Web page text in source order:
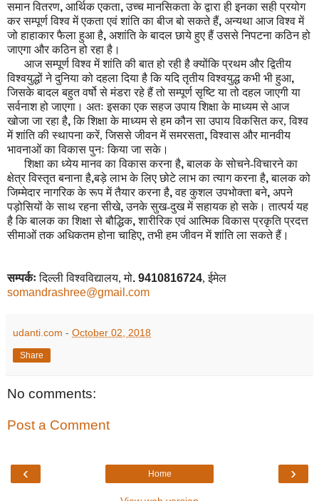
समान वितरण, आर्थिक एकता,उच्च मानसिकता के द्वारा ही इनका सही प्रयोग
कर सम्पूर्ण विश्व में एकता एवं शांति का बीज बो सकते हैं, अन्यथा आज विश्व में
जो हाहाकार फैला हुआ है, अशांति के बादल छाये हुए हैं उससे निपटना कठिन हो
जाएगा और कठिन हो रहा है।
आज सम्पूर्ण विश्व में शांति की बात हो रही है क्योंकि प्रथम और द्वितीय
विश्वयुद्धों ने दुनिया को दहला दिया है कि यदि तृतीय विश्वयुद्ध कभी भी हुआ,
जिसके बादल बहुत वर्षो से मंडरा रहे हैं तो सम्पूर्ण सृष्टि या तो दहल जाएगी या
सर्वनाश हो जाएगा। अतः इसका एक सहज उपाय शिक्षा के माध्यम से आज
खोजा जा रहा है,कि शिक्षा के माध्यम से हम कौन सा उपाय विकसित कर, विश्व
में शांति की स्थापना करें, जिससे जीवन में समरसता,विश्वास और मानवीय
भावनाओं का विकास पुनः किया जा सके।
शिक्षा का ध्येय मानव का विकास करना है,बालक के सोचने-विचारने का
क्षेत्र विस्तृत बनाना है,बड़े लाभ के लिए छोटे लाभ का त्याग करना है,बालक को
जिम्मेदार नागरिक के रूप में तैयार करना है,वह कुशल उपभोक्ता बने, अपने
पड़ोसियों के साथ रहना सीखे,उनके सुख-दुख में सहायक हो सके। तात्पर्य यह
है कि बालक का शिक्षा से बौद्धिक,शारीरिक एवं आत्मिक विकास प्रकृति प्रदत्त
सीमाओं तक अधिकतम होना चाहिए,तभी हम जीवन में शांति ला सकते हैं।
सम्पर्कः दिल्ली विश्वविद्यालय, मो. 9410816724, ईमेल
somandrashree@gmail.com
udanti.com - October 02, 2018
Share
No comments:
Post a Comment
‹ ›
Home